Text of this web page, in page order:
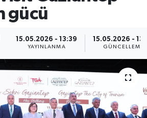
gücü
15.05.2026 - 13:39
YAYINLANMA
15.05.2026 -
GÜNCELLEME